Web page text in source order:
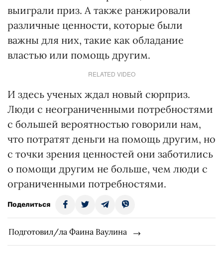
выиграли приз. А также ранжировали
различные ценности, которые были
важны для них, такие как обладание
властью или помощь другим.
RELATED VIDEO
И здесь ученых ждал новый сюрприз.
Люди с неограниченными потребностями
с большей вероятностью говорили нам,
что потратят деньги на помощь другим, но
с точки зрения ценностей они заботились
о помощи другим не больше, чем люди с
ограниченными потребностями.
Поделиться
Подготовил/ла Фаина Ваулина